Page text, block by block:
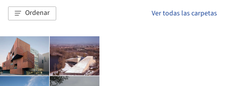
Ordenar Ver todas las carpetas